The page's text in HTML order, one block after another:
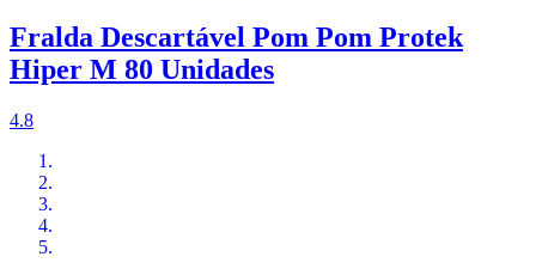
Fralda Descartável Pom Pom Protek
Hiper M 80 Unidades
4.8